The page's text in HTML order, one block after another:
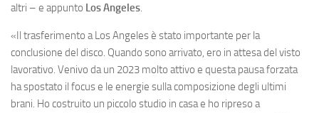
altri – e appunto Los Angeles.
«Il trasferimento a Los Angeles è stato importante per la
conclusione del disco. Quando sono arrivato, ero in attesa del visto
lavorativo. Venivo da un 2023 molto attivo e questa pausa forzata
ha spostato il focus e le energie sulla composizione degli ultimi
brani. Ho costruito un piccolo studio in casa e ho ripreso a